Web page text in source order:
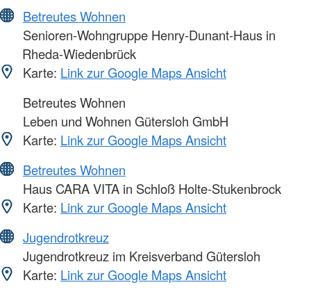
Betreutes Wohnen
Senioren-Wohngruppe Henry-Dunant-Haus in
Rheda-Wiedenbrück
Karte: Link zur Google Maps Ansicht
Betreutes Wohnen
Leben und Wohnen Gütersloh GmbH
Karte: Link zur Google Maps Ansicht
Betreutes Wohnen
Haus CARA VITA in Schloß Holte-Stukenbrock
Karte: Link zur Google Maps Ansicht
Jugendrotkreuz
Jugendrotkreuz im Kreisverband Gütersloh
Karte: Link zur Google Maps Ansicht